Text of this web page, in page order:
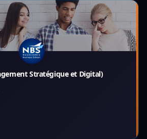
Stratégique et Digital)